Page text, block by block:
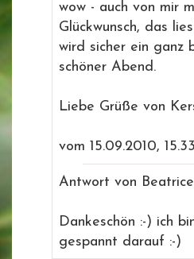
wow - auch von mir
Glückwunsch, das
wird sicher ein ganz
schöner Abend.
Liebe Grüße von
vom 15.09.2010, 15.33
Antwort von
Dankeschön :-) ich
gespannt darauf :-)